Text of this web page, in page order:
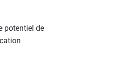
potentiel de